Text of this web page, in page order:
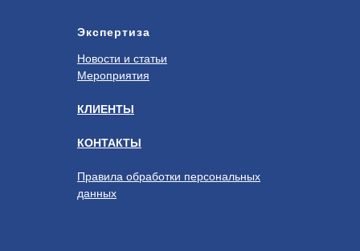
Экспертиза
Новости и статьи
Мероприятия
КЛИЕНТЫ
КОНТАКТЫ
Правила обработки персональных
данных